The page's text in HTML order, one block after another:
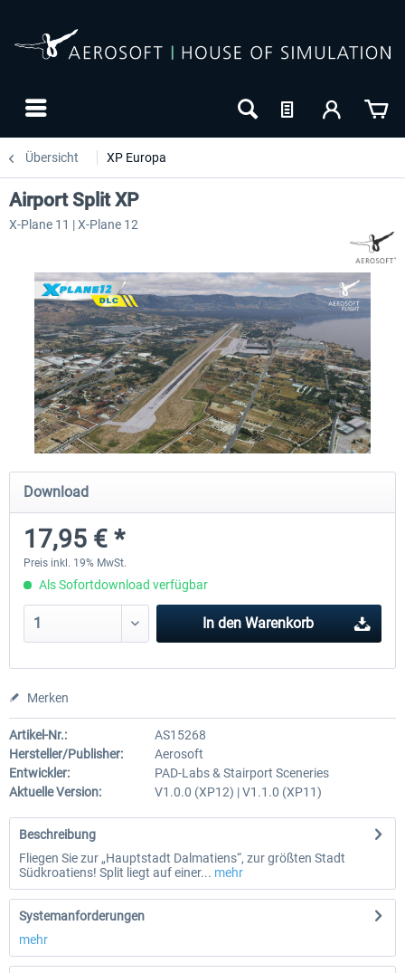
Übersicht XP Europa
Airport Berlin Brandenburg V2 XP
29,95 € *
Airport Zürich V2.0 XP
Airport Split XP
X-Plane 11 | X-Plane 12
Download
17,95 € *
Preis inkl. 19% MwSt.
Als Sofortdownload verfügbar
In den Warenkorb
Merken
Artikel-Nr.:
AS15268
Hersteller/Publisher:
Aerosoft
Entwickler:
PAD-Labs & Stairport Sceneries
Aktuelle Version:
V1.0.0 (XP12) | V1.1.0 (XP11)
Beschreibung
Fliegen Sie zur „Hauptstadt Dalmatiens“, zur größten Stadt
Südkroatiens! Split liegt auf einer... mehr
Systemanforderungen
mehr